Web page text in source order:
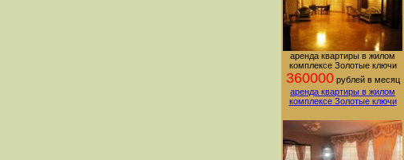
аренда квартиры в жилом
комплексе Золотые ключи
360000рублей в месяц
аренда квартиры в жилом
комплексе Золотые ключи